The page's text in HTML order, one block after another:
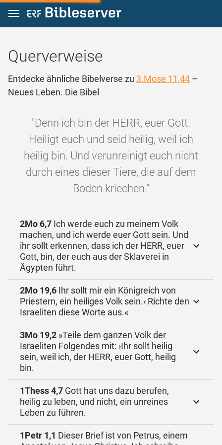
Zum Inhalt springen
Querverweise
Entdecke ähnliche Bibelverse zu 3.Mose 11,44 –
Neues Leben. Die Bibel
"Denn ich bin der HERR, euer Gott.
Heiligt euch und seid heilig, weil ich
heilig bin. Und verunreinigt euch nicht
durch eines dieser Tiere, die auf dem
Boden kriechen."
2Mo 6,7 Ich werde euch zu meinem Volk
machen, und ich werde euer Gott sein. Und
ihr sollt erkennen, dass ich der HERR, euer
Gott, bin, der euch aus der Sklaverei in
Ägypten führt.
2Mo 19,6 Ihr sollt mir ein Königreich von
Priestern, ein heiliges Volk sein.‹ Richte den
Israeliten diese Worte aus.«
3Mo 19,2 »Teile dem ganzen Volk der
Israeliten Folgendes mit: ›Ihr sollt heilig
sein, weil ich, der HERR, euer Gott, heilig
bin.
1Thess 4,7 Gott hat uns dazu berufen,
heilig zu leben, und nicht, ein unreines
Leben zu führen.
1Petr 1,1 Dieser Brief ist von Petrus, einem